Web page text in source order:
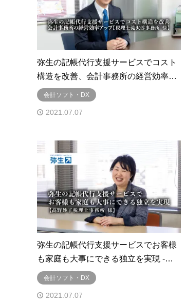
弥生の記帳代行支援サービスでコスト
構造を改善、会計事務所の経営効率…
会計ソフト・DX
2021.07.07
弥生の記帳代行支援サービスでお客様
も家庭も大事にできる独立を実現 -…
会計ソフト・DX
2021.07.07